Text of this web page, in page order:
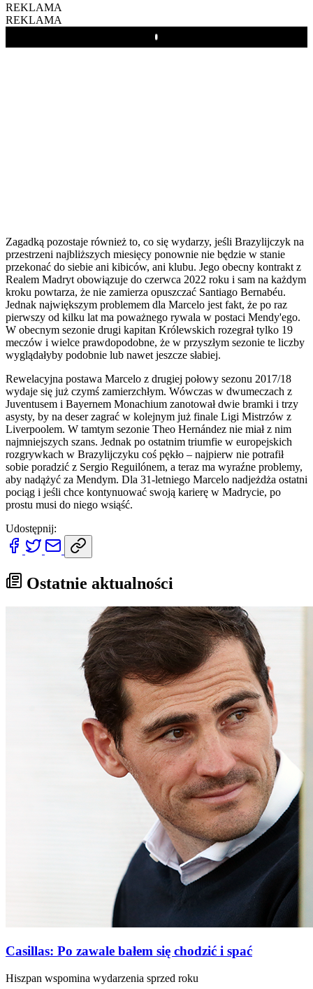
REKLAMA
REKLAMA
Play
Zagadką pozostaje również to, co się wydarzy, jeśli Brazylijczyk na
przestrzeni najbliższych miesięcy ponownie nie będzie w stanie
przekonać do siebie ani kibiców, ani klubu. Jego obecny kontrakt z
Realem Madryt obowiązuje do czerwca 2022 roku i sam na każdym
kroku powtarza, że nie zamierza opuszczać Santiago Bernabéu.
Jednak największym problemem dla Marcelo jest fakt, że po raz
pierwszy od kilku lat ma poważnego rywala w postaci Mendy'ego.
W obecnym sezonie drugi kapitan Królewskich rozegrał tylko 19
meczów i wielce prawdopodobne, że w przyszłym sezonie te liczby
wyglądałyby podobnie lub nawet jeszcze słabiej.
Rewelacyjna postawa Marcelo z drugiej połowy sezonu 2017/18
wydaje się już czymś zamierzchłym. Wówczas w dwumeczach z
Juventusem i Bayernem Monachium zanotował dwie bramki i trzy
asysty, by na deser zagrać w kolejnym już finale Ligi Mistrzów z
Liverpoolem. W tamtym sezonie Theo Hernández nie miał z nim
najmniejszych szans. Jednak po ostatnim triumfie w europejskich
rozgrywkach w Brazylijczyku coś pękło – najpierw nie potrafił
sobie poradzić z Sergio Reguilónem, a teraz ma wyraźne problemy,
aby nadążyć za Mendym. Dla 31-letniego Marcelo nadjeżdża ostatni
pociąg i jeśli chce kontynuować swoją karierę w Madrycie, po
prostu musi do niego wsiąść.
Udostępnij:
Ostatnie aktualności
Casillas: Po zawale bałem się chodzić i spać
Hiszpan wspomina wydarzenia sprzed roku